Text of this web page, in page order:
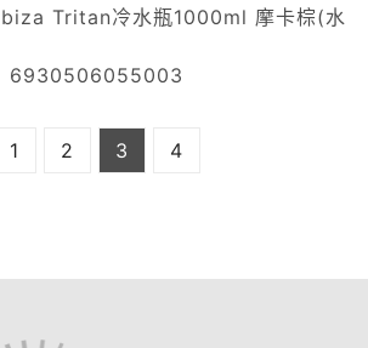
Tritan冷水瓶1000ml 摩卡棕(水
6930506055003
1 2 3 4